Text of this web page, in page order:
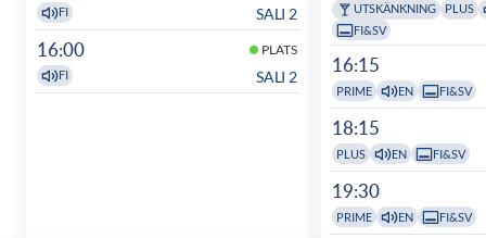
FI SALI 2
16:00 PLATS
FI SALI 2
UTSKÄNKNING
PLUS
FI&SV
16:15
PRIME EN FI&SV
18:15
PLUS EN FI&SV
19:30
PRIME EN FI&SV